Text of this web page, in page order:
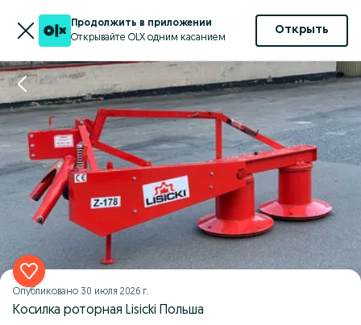
Продолжить в приложении
Открывайте OLX одним касанием
Открыть
Опубликовано 30 июля 2026 г.
Косилка роторная Lisicki Польша